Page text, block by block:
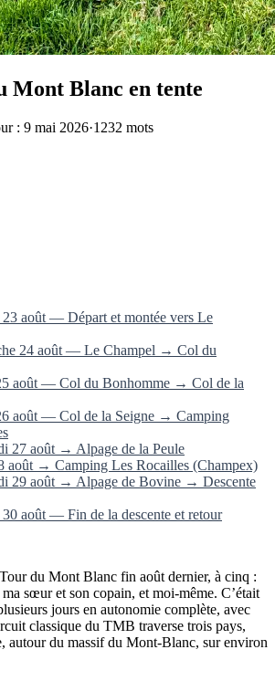
Mont Blanc en tente
: 9 mai 2026·1232 mots
23 août — Départ et montée vers Le
24 août — Le Champel → Col du
août — Col du Bonhomme → Col de la
août — Col de la Seigne → Camping
27 août → Alpage de la Peule
août → Camping Les Rocailles (Champex)
29 août → Alpage de Bovine → Descente
30 août — Fin de la descente et retour
du Mont Blanc fin août dernier, à cinq :
sœur et son copain, et moi-même. C’était
jours en autonomie complète, avec
classique du TMB traverse trois pays,
autour du massif du Mont-Blanc, sur environ